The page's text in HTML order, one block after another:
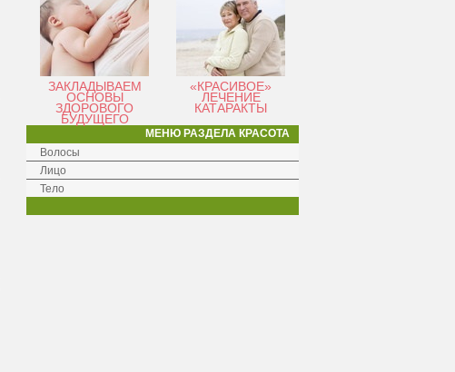
ЗАКЛАДЫВАЕМ
ОСНОВЫ
ЗДОРОВОГО
БУДУЩЕГО
«КРАСИВОЕ»
ЛЕЧЕНИЕ
КАТАРАКТЫ
МЕНЮ РАЗДЕЛА КРАСОТА
Волосы
Лицо
Тело